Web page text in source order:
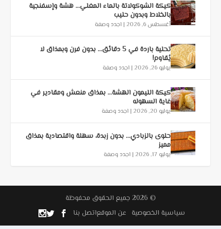
كيكة الشوكولاتة بالماء المغلي… هشة وإسفنجية
بالخلاط وبدون حليب
أغسطس 6, 2026 | اجدد وصفة
تحلية باردة في 5 دقائق… بدون فرن وبمذاق لا
يُقاوم!
يوليو 26, 2026 | اجدد وصفة
كيكة الليمون الهشة… بمذاق منعش ومقادير في
غاية السهوله
يوليو 20, 2026 | اجدد وصفة
حلوى بالزبادي… بدون زبدة، سهلة واقتصادية بمذاق
مميز
يوليو 17, 2026 | اجدد وصفة
© 2026 جميع الحقوق محفوظة
سياسية الخصوصية عن الموقعاتصل بنا